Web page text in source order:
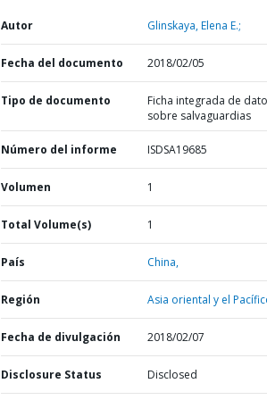
Autor Glinskaya, Elena E.;
Fecha del documento 2018/02/05
Tipo de documento
Ficha integrada de
sobre salvaguardias
Número del informe ISDSA19685
Volumen 1
Total Volume(s) 1
País China,
Región Asia oriental y el
Fecha de divulgación 2018/02/07
Disclosure Status Disclosed